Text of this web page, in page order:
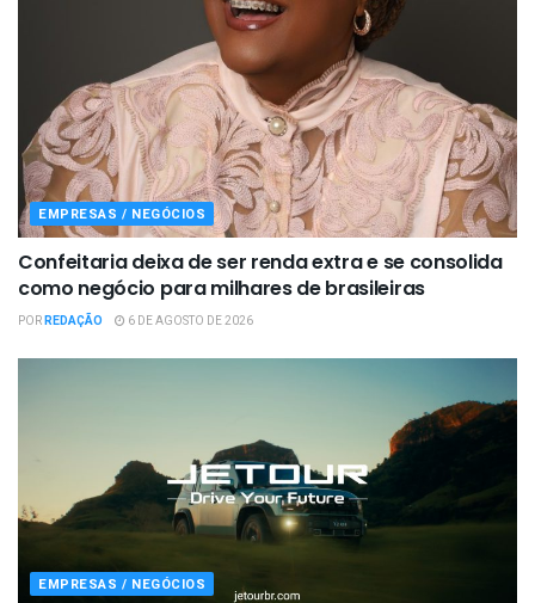
EMPRESAS / NEGÓCIOS
Confeitaria deixa de ser renda extra e se consolida
como negócio para milhares de brasileiras
PORREDAÇÃO 6 DE AGOSTO DE 2026
EMPRESAS / NEGÓCIOS